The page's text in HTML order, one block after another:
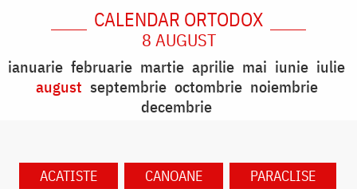
CALENDAR ORTODOX
8 AUGUST
ianuarie februarie martie aprilie mai iunie iulie
august septembrie octombrie noiembrie
decembrie
ACATISTE CANOANE
PARACLISE